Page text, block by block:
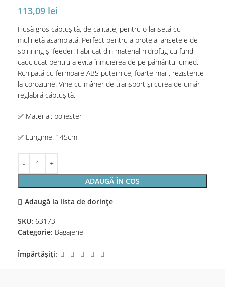
113,09 lei
Husă gros căptușită, de calitate, pentru o lansetă cu
mulinetă asamblată. Perfect pentru a proteja lansetele de
spinning și feeder. Fabricat din material hidrofug cu fund
cauciucat pentru a evita înmuierea de pe pământul umed.
Rchipată cu fermoare ABS puternice, foarte mari, rezistente
la coroziune. Vine cu mâner de transport și curea de umăr
reglabilă căptușită.
✅ Material: poliester
✅ Lungime: 145cm
ADAUGĂ ÎN COȘ
Adaugă la lista de dorințe
SKU: 63173
Categorie: Bagajerie
Împărtășiți: